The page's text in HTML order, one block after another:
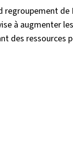
regroupement
à augmenter
des ressources